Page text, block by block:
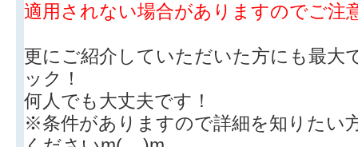
適用されない場合がありますのでご注
更にご紹介していただいた方にも最大
ック！
何人でも大丈夫です！
※条件がありますので詳細を知りたい